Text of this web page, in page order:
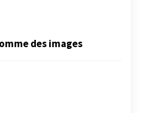
des images